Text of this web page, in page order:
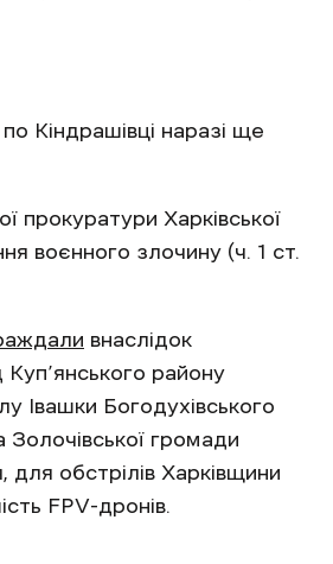
Кіндрашівці наразі ще
прокуратури Харківської
воєнного злочину (ч. 1 ст.
внаслідок
Куп’янського району
Івашки Богодухівського
Золочівської громади
для обстрілів Харківщини
FPV-дронів.